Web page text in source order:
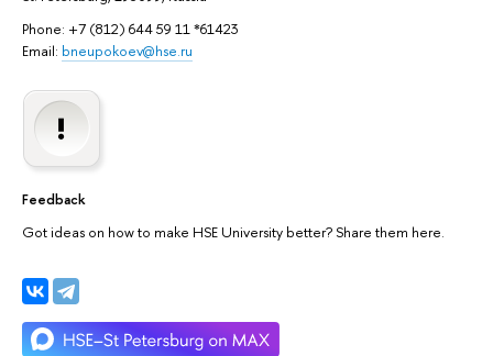
Phone: +7 (812) 644 59 11 *61423
Email: bneupokoev@hse.ru
Feedback
Got ideas on how to make HSE University better? Share them here.